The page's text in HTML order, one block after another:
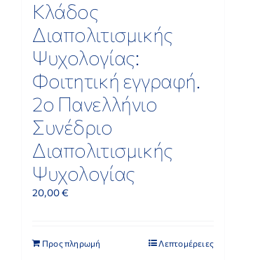
Κλάδος
Διαπολιτισμικής
Ψυχολογίας:
Φοιτητική εγγραφή.
2ο Πανελλήνιο
Συνέδριο
Διαπολιτισμικής
Ψυχολογίας
20,00€
Προς πληρωμή Λεπτομέρειες